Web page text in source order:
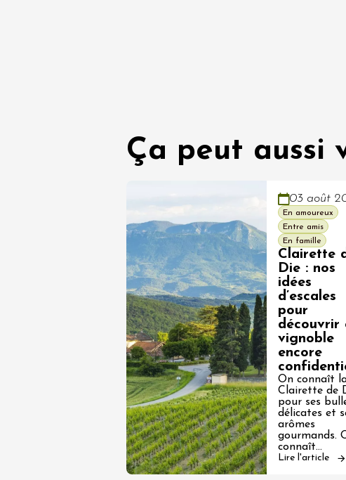
Ça peut aussi
03 août
En amoureux
Entre amis
En famille
Clairette
Die : nos
idées
d’escales
pour
découvrir
vignoble
encore
On connaît
Clairette de
pour ses
délicates et
arômes
gourmands.
connaît…
Lire l'article